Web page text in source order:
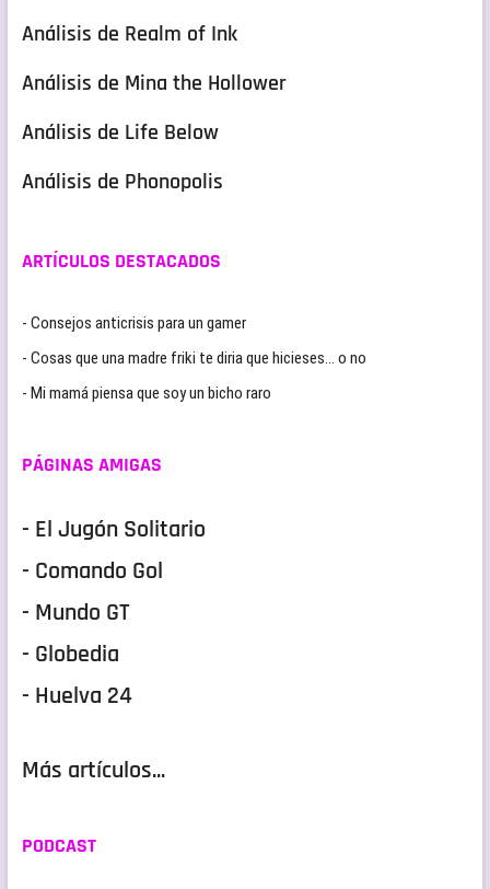
Análisis de Realm of Ink
Análisis de Mina the Hollower
Análisis de Life Below
Análisis de Phonopolis
ARTÍCULOS DESTACADOS
- Consejos anticrisis para un gamer
- Cosas que una madre friki te diria que hicieses… o no
- Mi mamá piensa que soy un bicho raro
PÁGINAS AMIGAS
- El Jugón Solitario
- Comando Gol
- Mundo GT
- Globedia
- Huelva 24
Más artículos...
PODCAST